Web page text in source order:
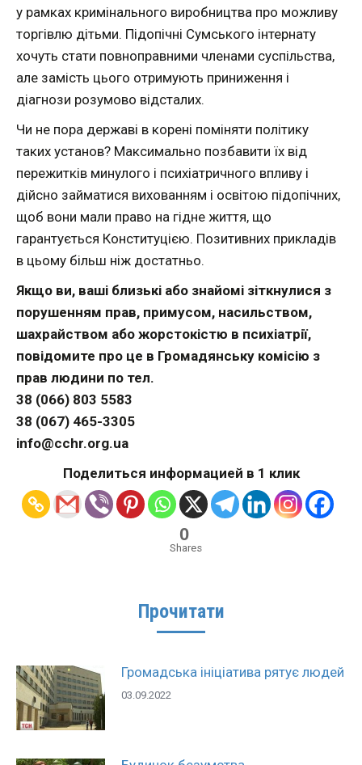
у рамках кримінального виробництва про можливу
торгівлю дітьми. Підопічні Сумського інтернату
хочуть стати повноправними членами суспільства,
але замість цього отримують приниження і
діагнози розумово відсталих.
Чи не пора державі в корені поміняти політику
таких установ? Максимально позбавити їх від
пережитків минулого і психіатричного впливу і
дійсно займатися вихованням і освітою підопічних,
щоб вони мали право на гідне життя, що
гарантується Конституцією. Позитивних прикладів
в цьому більш ніж достатньо.
Якщо ви, ваші близькі або знайомі зіткнулися з
порушенням прав, примусом, насильством,
шахрайством або жорстокістю в психіатрії,
повідомите про це в Громадянську комісію з
прав людини по тел.
38 (066) 803 5583
38 (067) 465-3305
info@cchr.org.ua
Поделиться информацией в 1 клик
0
Shares
Прочитати
Громадська ініціатива рятує людей
03.09.2022